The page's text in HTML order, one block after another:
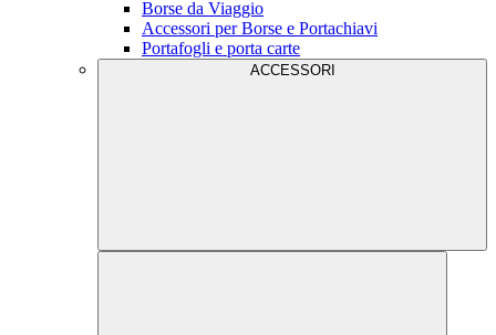
Borse da Viaggio
Accessori per Borse e Portachiavi
Portafogli e porta carte
ACCESSORI